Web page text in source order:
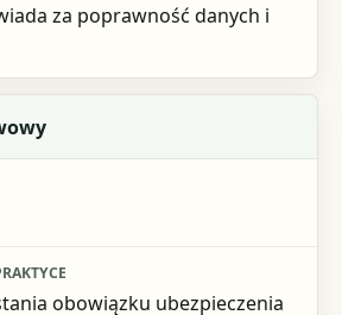
za poprawność danych i
obowiązku ubezpieczenia